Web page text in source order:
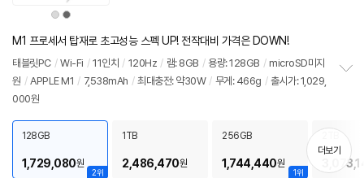
상
품
상
상
품
상
뷰
M1 프로세서 탑재로 초고성능 스펙 UP! 전작대비 가격은 DOWN!
태블릿PC / Wi-Fi / 11인치 / 120Hz / 램: 8GB / 용량: 128GB / microSD미지
원 / APPLE M1 / 7,538mAh / 최대충전: 약30W / 무게: 466g / 출시가: 1,029,
000원
기
2위
128GB
1,729,080원
1TB
2,486,470원
1위
256GB
1,744,440원
더보기